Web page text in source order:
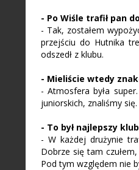
- Po Wiśle trafił pan
- Tak, zostałem
przejściu do Hutnika
odszedł z klubu.
- Mieliście wtedy
- Atmosfera była
juniorskich, znaliśmy
- To był najlepszy
- W każdej drużynie
Dobrze się tam
Pod tym względem nie